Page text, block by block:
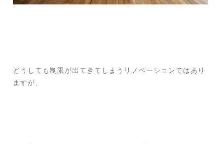
どうしても制限が出てきてしまうリノベーションではあり
ますが、